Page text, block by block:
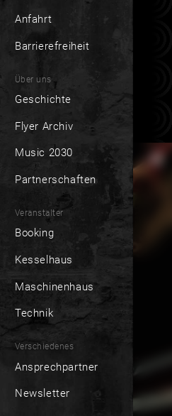
Anfahrt
Barrierefreiheit
Über uns
Geschichte
Flyer Archiv
Music 2030
Partnerschaften
Veranstalter
Booking
Kesselhaus
Maschinenhaus
Technik
Verschiedenes
Ansprechpartner
Newsletter